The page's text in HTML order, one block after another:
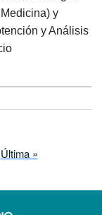
y
y Análisis
Última página
Última »